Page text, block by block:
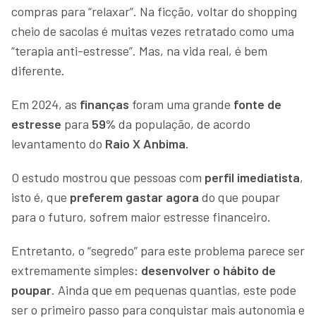
compras para “relaxar”. Na ficção, voltar do shopping
cheio de sacolas é muitas vezes retratado como uma
“terapia anti-estresse”. Mas, na vida real, é bem
diferente.
Em 2024, as finanças foram uma grande fonte de
estresse para 59% da população, de acordo
levantamento do Raio X Anbima.
O estudo mostrou que pessoas com perfil imediatista,
isto é, que preferem gastar agora do que poupar
para o futuro, sofrem maior estresse financeiro.
Entretanto, o “segredo” para este problema parece ser
extremamente simples: desenvolver o hábito de
poupar. Ainda que em pequenas quantias, este pode
ser o primeiro passo para conquistar mais autonomia e